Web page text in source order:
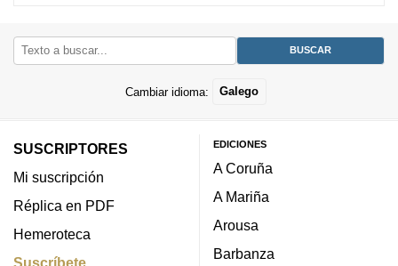
Cambiar idioma: Galego
SUSCRIPTORES
Mi suscripción
Réplica en PDF
Hemeroteca
Suscríbete
EDICIONES
A Coruña
A Mariña
Arousa
Barbanza